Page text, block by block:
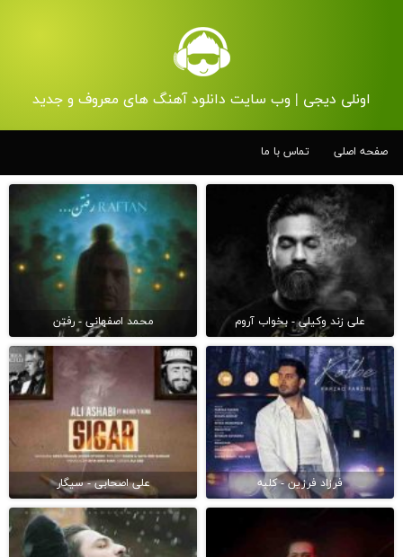
اونلی دیجی | وب سایت دانلود آهنگ های معروف و جدید
صفحه اصلی تماس با ما
علی زند وکیلی - بخواب آروم محمد اصفهانی - رفتن
فرزاد فرزین - کلبه علی اصحابی - سیگار